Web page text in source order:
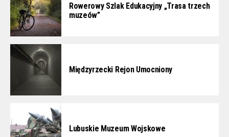
Rowerowy Szlak Edukacyjny „Trasa trzech
muzeów”
Międzyrzecki Rejon Umocniony
Lubuskie Muzeum Wojskowe